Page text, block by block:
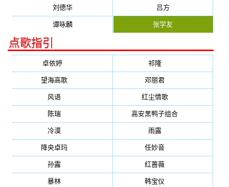
刘德华 吕方
谭咏麟 张学友
点歌指引
卓依婷 祁隆(647)
望海高歌 邓丽君
风语 红尘情歌(472)
陈瑞 高安黑鸭子组合
冷漠 雨露(350)
降央卓玛 任妙音
孙露 红蔷薇
暴林 韩宝仪